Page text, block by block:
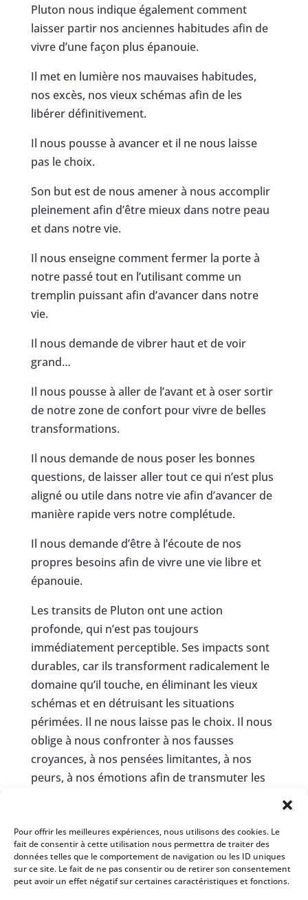
Pour offrir les meilleures expériences, nous utilisons des cookies. Le
fait de consentir à cette utilisation nous permettra de traiter des
données telles que le comportement de navigation ou les ID uniques
sur ce site. Le fait de ne pas consentir ou de retirer son consentement
peut avoir un effet négatif sur certaines caractéristiques et fonctions.
Pluton nous indique également comment
laisser partir nos anciennes habitudes afin de
vivre d’une façon plus épanouie.
Il met en lumière nos mauvaises habitudes,
nos excès, nos vieux schémas afin de les
libérer définitivement.
Il nous pousse à avancer et il ne nous laisse
pas le choix.
Son but est de nous amener à nous accomplir
pleinement afin d’être mieux dans notre peau
et dans notre vie.
Il nous enseigne comment fermer la porte à
notre passé tout en l’utilisant comme un
tremplin puissant afin d’avancer dans notre
vie.
Il nous demande de vibrer haut et de voir
grand…
Il nous pousse à aller de l’avant et à oser sortir
de notre zone de confort pour vivre de belles
transformations.
Il nous demande de nous poser les bonnes
questions, de laisser aller tout ce qui n’est plus
aligné ou utile dans notre vie afin d’avancer de
manière rapide vers notre complétude.
Il nous demande d’être à l’écoute de nos
propres besoins afin de vivre une vie libre et
épanouie.
Les transits de Pluton ont une action
profonde, qui n’est pas toujours
immédiatement perceptible. Ses impacts sont
durables, car ils transforment radicalement le
domaine qu’il touche, en éliminant les vieux
schémas et en détruisant les situations
périmées. Il ne nous laisse pas le choix. Il nous
oblige à nous confronter à nos fausses
croyances, à nos pensées limitantes, à nos
peurs, à nos émotions afin de transmuter les
notre nature originelle.
Si tu as envie d’aller plus loin et de te former à
l’astrologie quantique tu peux rejoindrele